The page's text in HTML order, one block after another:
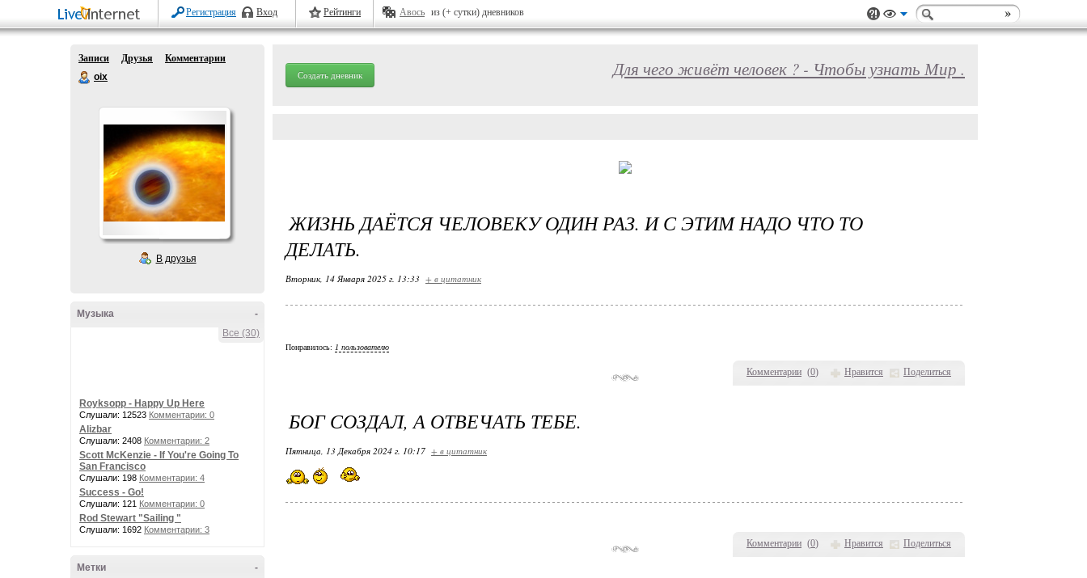
Регистрация Вход Рейтинги Авось из (+ сутки) дневников
Записи Друзья
Комментарии
oix
В друзья
-
Музыка
Все (30)
Royksopp - Happy Up Here
Слушали: 12523 Комментарии: 0
Alizbar
Слушали: 2408 Комментарии: 2
Scott McKenzie - If You're Going To
San Francisco
Слушали: 198 Комментарии: 4
Success - Go!
Слушали: 121 Комментарии: 0
Rod Stewart "Sailing "
Слушали: 1692 Комментарии: 3
-
Метки
Создать дневник Для чего живёт человек ? - Чтобы узнать Мир .
Комментарии (0) Нравится Поделиться
ЖИЗНЬ ДАЁТСЯ ЧЕЛОВЕКУ ОДИН РАЗ. И С ЭТИМ НАДО ЧТО ТО
ДЕЛАТЬ.
Вторник, 14 Января 2025 г. 13:33 + в цитатник
Понравилось: 1 пользователю
Комментарии (0) Нравится Поделиться
БОГ СОЗДАЛ, А ОТВЕЧАТЬ ТЕБЕ.
Пятница, 13 Декабря 2024 г. 10:17 + в цитатник